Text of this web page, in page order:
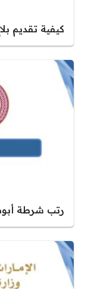
كيفية تقديم
رتب شرطة أبوظبي